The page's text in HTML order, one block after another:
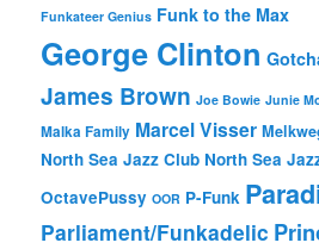
Funkateer Genius Funk to the Max
George Clinton
James Brown Joe Bowie Junie
Malka Family Marcel Visser
North Sea Jazz Club North Sea
OctavePussy OOR P-Funk
Parliament/Funkadelic